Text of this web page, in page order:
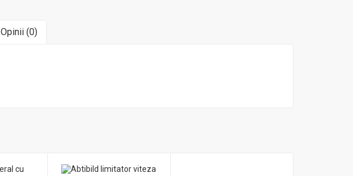
Opinii (0)